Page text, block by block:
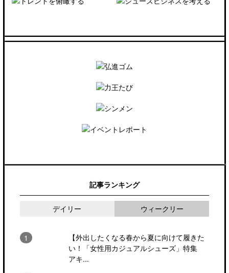
記事ランキング
デイリー ウィークリー
【外出したくなる春から夏に向けて履きた
い！「女性用カジュアルシューズ」特集
アキ...